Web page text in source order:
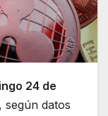
24 de
según datos